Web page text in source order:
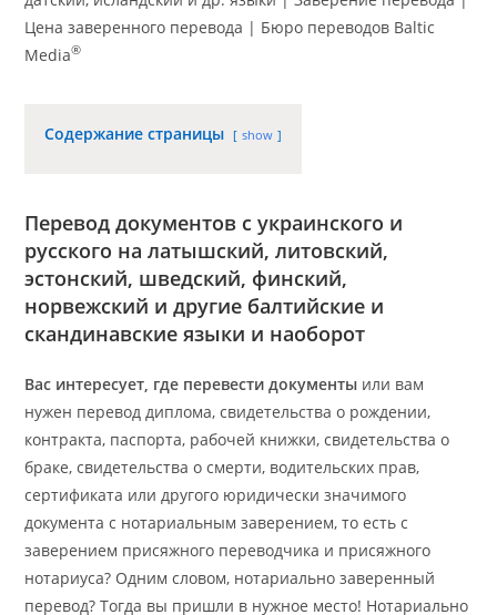
Цена заверенного перевода | Бюро переводов Baltic
Media®
Содержание страницы show
Перевод документов с украинского и
русского на латышский, литовский,
эстонский, шведский, финский,
норвежский и другие балтийские и
скандинавские языки и наоборот
Вас интересует, где перевести документы или вам
нужен перевод диплома, свидетельства о рождении,
контракта, паспорта, рабочей книжки, свидетельства о
браке, свидетельства о смерти, водительских прав,
сертификата или другого юридически значимого
документа с нотариальным заверением, то есть с
заверением присяжного переводчика и присяжного
нотариуса? Одним словом, нотариально заверенный
перевод? Тогда вы пришли в нужное место! Нотариально